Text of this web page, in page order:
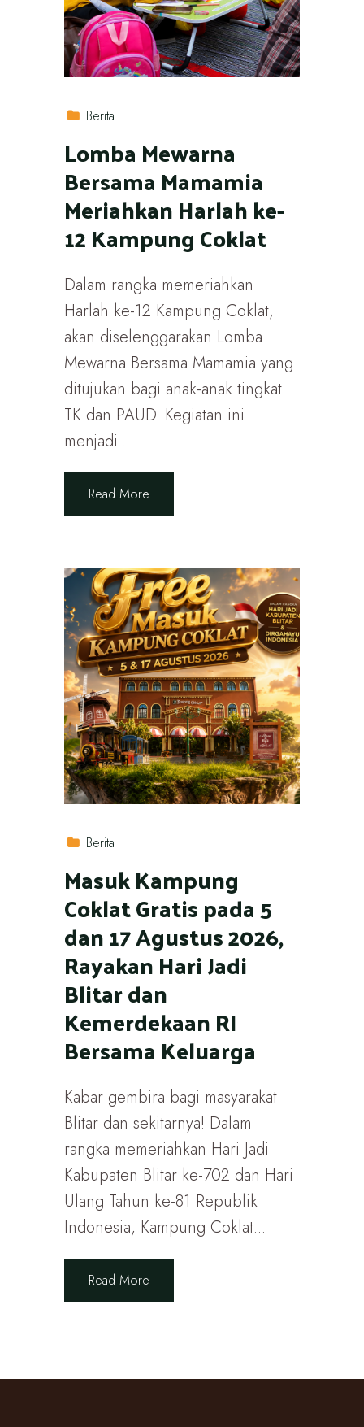
Berita
Lomba Mewarna
Bersama Mamamia
Meriahkan Harlah ke-
12 Kampung Coklat
Dalam rangka memeriahkan
Harlah ke-12 Kampung Coklat,
akan diselenggarakan Lomba
Mewarna Bersama Mamamia yang
ditujukan bagi anak-anak tingkat
TK dan PAUD. Kegiatan ini
menjadi...
Read More
Berita
Masuk Kampung
Coklat Gratis pada 5
dan 17 Agustus 2026,
Rayakan Hari Jadi
Blitar dan
Kemerdekaan RI
Bersama Keluarga
Kabar gembira bagi masyarakat
Blitar dan sekitarnya! Dalam
rangka memeriahkan Hari Jadi
Kabupaten Blitar ke-702 dan Hari
Ulang Tahun ke-81 Republik
Indonesia, Kampung Coklat...
Read More